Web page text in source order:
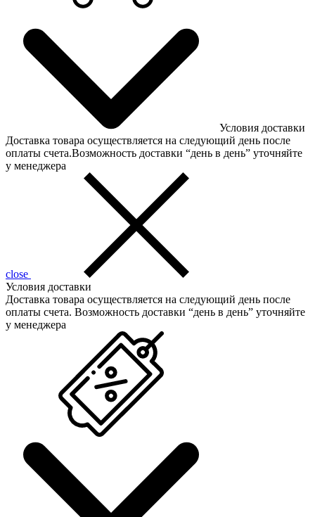
Условия доставки
Доставка товара осуществляется на следующий день после
оплаты счета.Возможность доставки “день в день” уточняйте
у менеджера
close
Условия доставки
Доставка товара осуществляется на следующий день после
оплаты счета. Возможность доставки “день в день” уточняйте
у менеджера